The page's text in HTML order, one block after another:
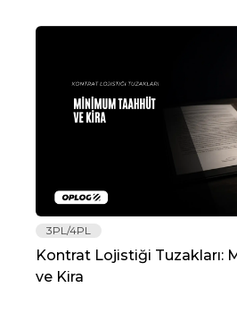
3PL/4PL
Kontrat Lojistiği Tuzakları:
ve Kira